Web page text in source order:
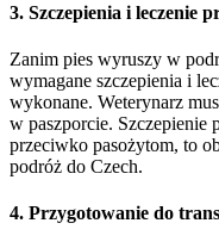
3. Szczepienia i leczenie
Zanim pies wyruszy w
wymagane szczepienia i
wykonane. Weterynarz
w paszporcie. Szczepienie
przeciwko pasożytom, to
podróż do Czech.
4. Przygotowanie do